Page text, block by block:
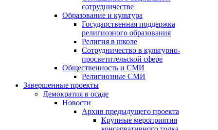
сотрудничестве
Образование и культура
Государственная поддержка
религиозного образования
Религия в школе
Сотрудничество в культурно-
просветительской сфере
Общественность и СМИ
Религиозные СМИ
Завершенные проекты
Демократия в осаде
Новости
Архив предыдущего проекта
Крупные мероприятия